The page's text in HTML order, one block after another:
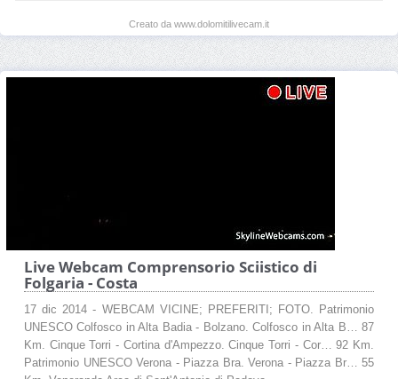
Creato da www.dolomitilivecam.it
Live Webcam Comprensorio Sciistico di
Folgaria - Costa
17 dic 2014 - WEBCAM VICINE; PREFERITI; FOTO. Patrimonio
UNESCO Colfosco in Alta Badia - Bolzano. Colfosco in Alta B… 87
Km. Cinque Torri - Cortina d'Ampezzo. Cinque Torri - Cor… 92 Km.
Patrimonio UNESCO Verona - Piazza Bra. Verona - Piazza Br… 55